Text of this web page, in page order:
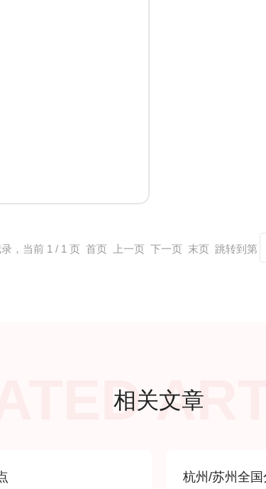
录，当前 1 / 1 页 首页 上一页 下一页 末页 跳转到第
相关文章
杭州/苏州全